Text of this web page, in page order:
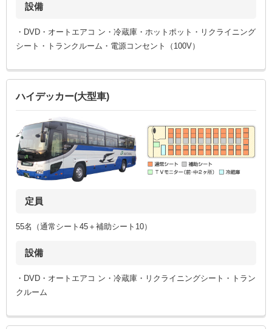
設備
・DVD・オートエアコ ン・冷蔵庫・ホットポット・リクライニング
シート・トランクルーム・電源コンセント（100V）
ハイデッカー(大型車)
定員
55名（通常シート45＋補助シート10）
設備
・DVD・オートエアコ ン・冷蔵庫・リクライニングシート・トラン
クルーム